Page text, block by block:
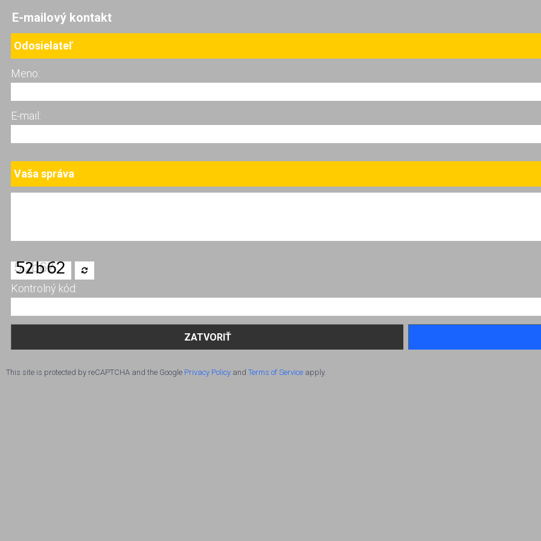
E-mailový kontakt
Odosielateľ
Meno:
E-mail:
Vaša správa
Kontrolný kód:
This site is protected by reCAPTCHA and the Google Privacy Policy and Terms of Service apply.